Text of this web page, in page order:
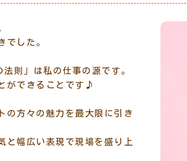
でした。
則」は私の仕事の源です。
ができることです♪
の方々の魅力を最大限に引き
と幅広い表現で現場を盛り上